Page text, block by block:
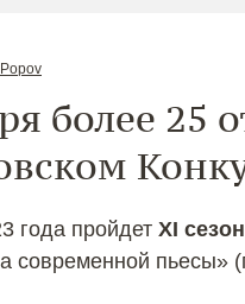
более 25
года пройдет XI
современной пьесы»